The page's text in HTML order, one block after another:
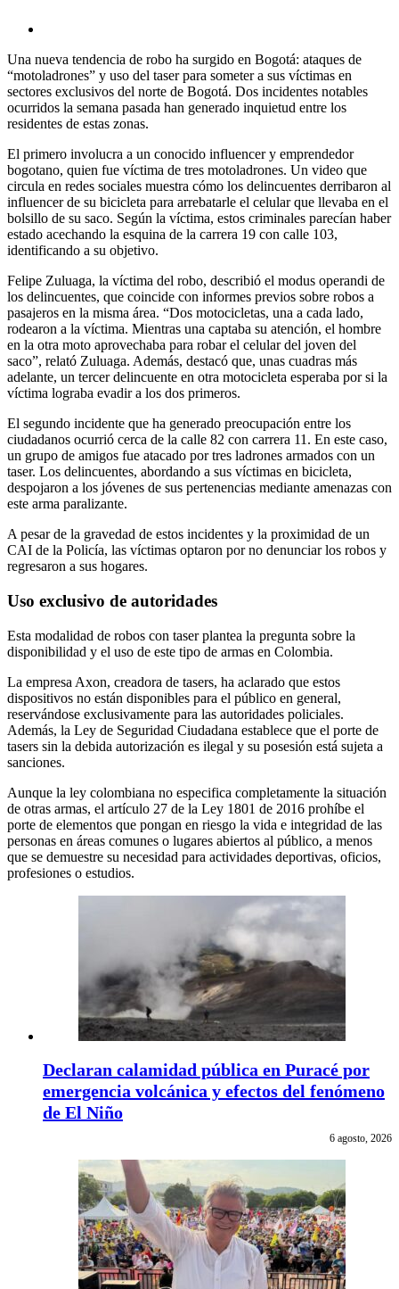
Una nueva tendencia de robo ha surgido en Bogotá: ataques de
“motoladrones” y uso del taser para someter a sus víctimas en
sectores exclusivos del norte de Bogotá. Dos incidentes notables
ocurridos la semana pasada han generado inquietud entre los
residentes de estas zonas.
El primero involucra a un conocido influencer y emprendedor
bogotano, quien fue víctima de tres motoladrones. Un video que
circula en redes sociales muestra cómo los delincuentes derribaron al
influencer de su bicicleta para arrebatarle el celular que llevaba en el
bolsillo de su saco. Según la víctima, estos criminales parecían haber
estado acechando la esquina de la carrera 19 con calle 103,
identificando a su objetivo.
Felipe Zuluaga, la víctima del robo, describió el modus operandi de
los delincuentes, que coincide con informes previos sobre robos a
pasajeros en la misma área. “Dos motocicletas, una a cada lado,
rodearon a la víctima. Mientras una captaba su atención, el hombre
en la otra moto aprovechaba para robar el celular del joven del
saco”, relató Zuluaga. Además, destacó que, unas cuadras más
adelante, un tercer delincuente en otra motocicleta esperaba por si la
víctima lograba evadir a los dos primeros.
El segundo incidente que ha generado preocupación entre los
ciudadanos ocurrió cerca de la calle 82 con carrera 11. En este caso,
un grupo de amigos fue atacado por tres ladrones armados con un
taser. Los delincuentes, abordando a sus víctimas en bicicleta,
despojaron a los jóvenes de sus pertenencias mediante amenazas con
este arma paralizante.
A pesar de la gravedad de estos incidentes y la proximidad de un
CAI de la Policía, las víctimas optaron por no denunciar los robos y
regresaron a sus hogares.
Uso exclusivo de autoridades
Esta modalidad de robos con taser plantea la pregunta sobre la
disponibilidad y el uso de este tipo de armas en Colombia.
La empresa Axon, creadora de tasers, ha aclarado que estos
dispositivos no están disponibles para el público en general,
reservándose exclusivamente para las autoridades policiales.
Además, la Ley de Seguridad Ciudadana establece que el porte de
tasers sin la debida autorización es ilegal y su posesión está sujeta a
sanciones.
Aunque la ley colombiana no especifica completamente la situación
de otras armas, el artículo 27 de la Ley 1801 de 2016 prohíbe el
porte de elementos que pongan en riesgo la vida e integridad de las
personas en áreas comunes o lugares abiertos al público, a menos
que se demuestre su necesidad para actividades deportivas, oficios,
profesiones o estudios.
Declaran calamidad pública en Puracé por
emergencia volcánica y efectos del fenómeno
de El Niño
6 agosto, 2026